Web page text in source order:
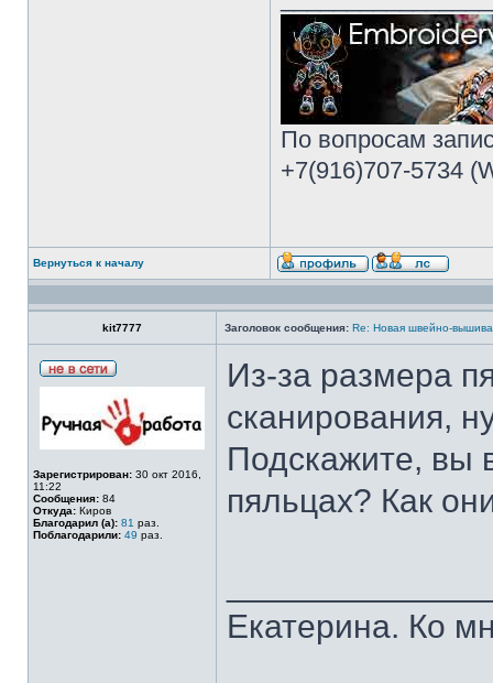
По вопросам
+7(916)707-5734
Вернуться к началу
kit7777 Заголовок сообщения: Re: Новая швейно-
Зарегистрирован: 30 окт 2016,
11:22
Сообщения: 84
Откуда: Киров
Благодарил (а): 81 раз.
Поблагодарили: 49 раз.
Из-за размера
сканирования,
Подскажите, вы
пяльцах? Как
Екатерина. Ко